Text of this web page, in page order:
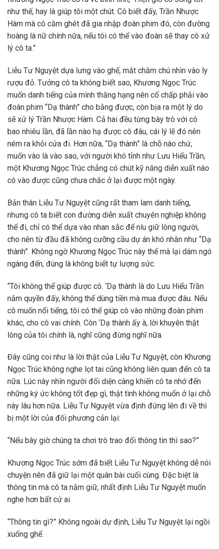
như thế, hay là giúp tôi một chút. Cô biết đấy, Trần Nhược
Hàm mà cô căm ghét đã gia nhập đoàn phim đó, còn đường
hoàng là nữ chính nữa, nếu tôi có thể vào đoàn sẽ thay cô xử
lý cô ta.”
Liễu Tư Nguyệt dựa lưng vào ghế, mắt chăm chú nhìn vào ly
rượu đỏ. Tưởng cô ta không biết sao, Khương Ngọc Trúc
muốn danh tiếng của mình thăng hạng nên cố chấp phải vào
đoàn phim “Dạ thành” cho bằng được, còn bịa ra một lý do
sẽ xử lý Trần Nhược Hàm. Cả hai đều từng bày trò với cô
bao nhiêu lần, đã lần nào hạ được cô đâu, cái lý lẽ đó nên
ném ra khỏi cửa đi. Hơn nữa, “Dạ thành” là chỗ nào chứ,
muốn vào là vào sao, với người khó tỉnh như Lưu Hiểu Trần,
một Khương Ngọc Trúc chẳng có chút kỹ năng diễn xuất nào
có vào được cũng chưa chắc ở lại được một ngày.
Bản thân Liễu Tư Nguyệt cũng rất tham lam danh tiếng,
nhưng cô ta biết con đường diễn xuất chuyên nghiệp không
thể đi, chỉ có thể dựa vào nhan sắc để níu giữ lòng người,
cho nên từ đầu đã không cưỡng cầu dự án khó nhằn như “Dạ
thành”. Không ngờ Khương Ngọc Trúc này thế mà lại dám ngó
ngàng đến, đúng là không biết tự lượng sức.
“Tôi không thể giúp được cô. ‘Dạ thành là do Lưu Hiểu Trần
nắm quyền đấy, không thể dùng tiền mà mua được đâu. Nếu
cô muốn nổi tiếng, tôi có thể giúp cô vào những đoàn phim
khác, cho cô vai chính. Còn ‘Dạ thành ấy à, lời khuyên thật
lòng của tôi chính là, nghĩ cũng đừng nghĩ nữa.
Đây cũng coi như là lời thật của Liễu Tư Nguyệt, còn Khương
Ngọc Trúc không nghe lọt tai cũng không liên quan đến cô ta
nữa. Lúc này nhìn người đối diện càng khiến cô ta nhớ đến
những ký ức không tốt đẹp gì, thật tình không muốn ở lại chỗ
này lâu hơn nữa. Liễu Tư Nguyệt vừa định đứng lên đi về thì
bị một lời của đối phương cản lại:
“Nếu bây giờ chúng ta chơi trò trao đổi thông tin thì sao?”
Khương Ngọc Trúc sớm đã biết Liễu Tư Nguyệt không dễ nói
chuyện nên đã giữ lại một quân bài cuối cùng. Đặc biệt là
thông tin mà cô ta nắm giữ, nhất định Liễu Tư Nguyệt muốn
nghe hơn bất cứ ai.
“Thông tin gì?” Không ngoài dự định, Liễu Tư Nguyệt lại ngồi
xuống ghế.